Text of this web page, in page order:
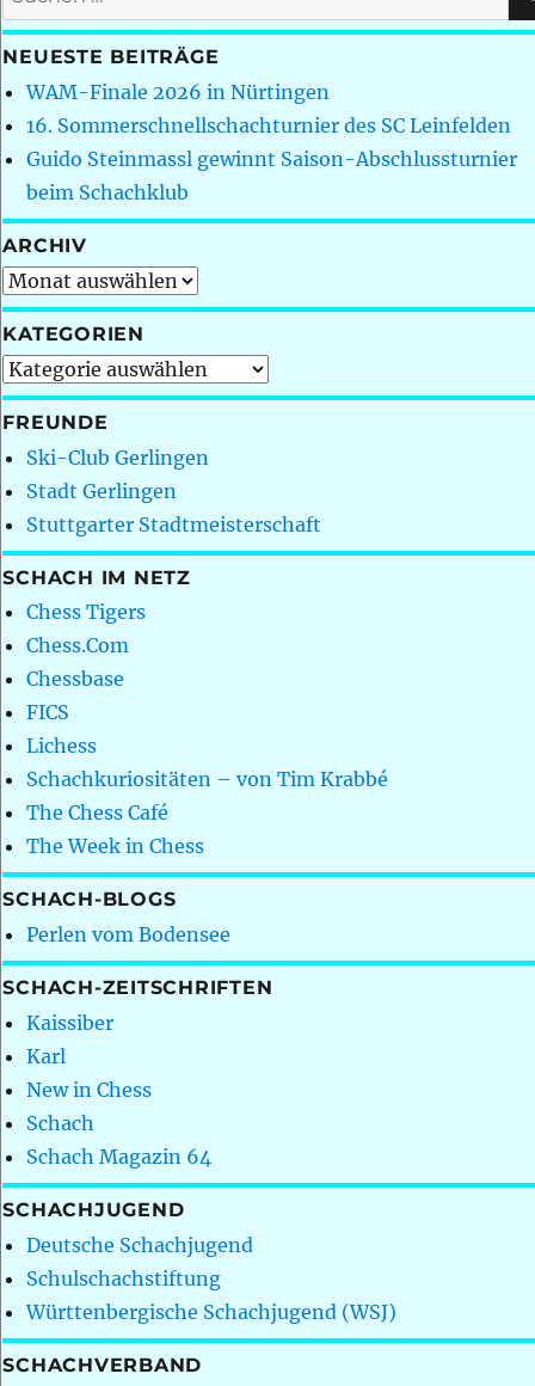
nach:
NEUESTE BEITRÄGE
WAM-Finale 2026 in Nürtingen
16. Sommerschnellschachturnier des SC Leinfelden
Guido Steinmassl gewinnt Saison-Abschlussturnier
beim Schachklub
ARCHIV
Archiv
KATEGORIEN
Kategorien
FREUNDE
Ski-Club Gerlingen
Stadt Gerlingen
Stuttgarter Stadtmeisterschaft
SCHACH IM NETZ
Chess Tigers
Chess.Com
Chessbase
FICS
Lichess
Schachkuriositäten – von Tim Krabbé
The Chess Café
The Week in Chess
SCHACH-BLOGS
Perlen vom Bodensee
SCHACH-ZEITSCHRIFTEN
Kaissiber
Karl
New in Chess
Schach
Schach Magazin 64
SCHACHJUGEND
Deutsche Schachjugend
Schulschachstiftung
Württenbergische Schachjugend (WSJ)
SCHACHVERBAND